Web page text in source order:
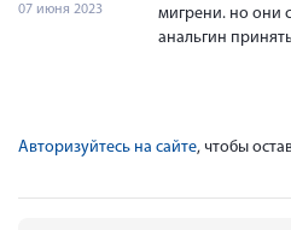
07 июня 2023
мигрени. но они
анальгин
Авторизуйтесь на сайте, чтобы